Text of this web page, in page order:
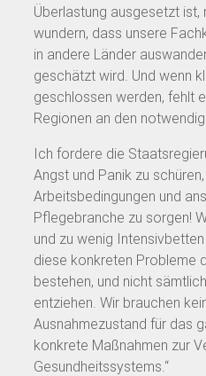
Überlastung ausgesetzt ist,
wundern, dass unsere
in andere Länder
geschätzt wird. Und wenn
geschlossen werden, fehlt
Regionen an den
Ich fordere die
Angst und Panik zu
Arbeitsbedingungen und
Pflegebranche zu sorgen!
und zu wenig
diese konkreten Probleme
bestehen, und nicht
entziehen. Wir brauchen
Ausnahmezustand für das
konkrete Maßnahmen zur
Gesundheitssystems.“